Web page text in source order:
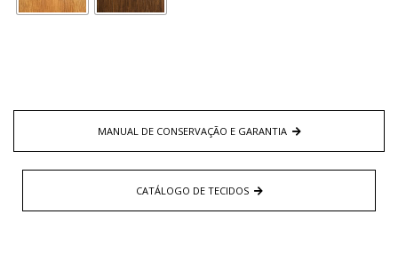
MANUAL DE CONSERVAÇÃO E GARANTIA
CATÁLOGO DE TECIDOS